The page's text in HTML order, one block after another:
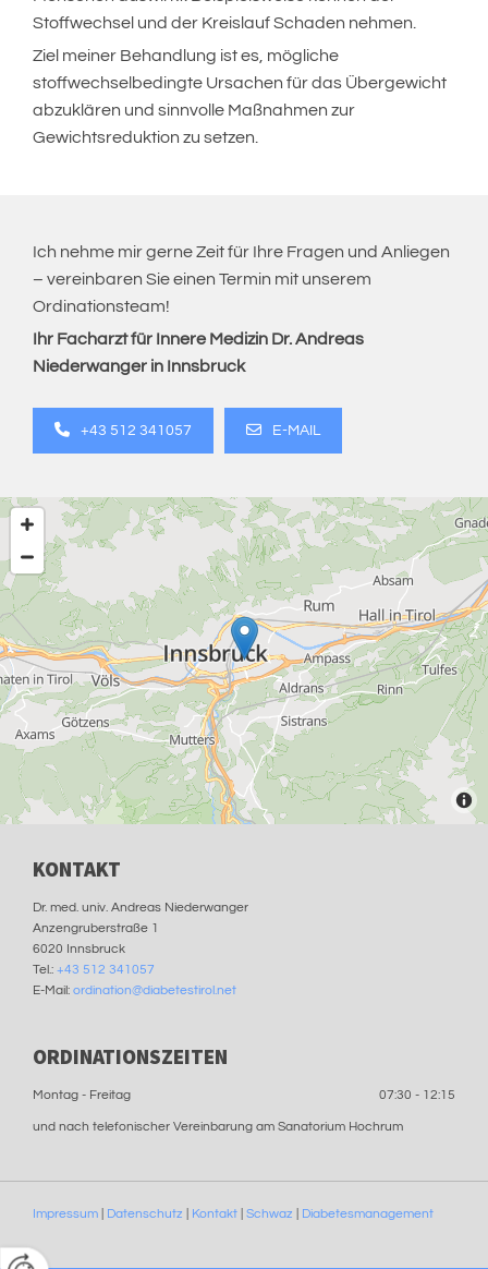
Stoffwechsel und der Kreislauf Schaden nehmen.
Ziel meiner Behandlung ist es, mögliche
stoffwechselbedingte Ursachen für das Übergewicht
abzuklären und sinnvolle Maßnahmen zur
Gewichtsreduktion zu setzen.
Ich nehme mir gerne Zeit für Ihre Fragen und Anliegen
– vereinbaren Sie einen Termin mit unserem
Ordinationsteam!
Ihr Facharzt für Innere Medizin Dr. Andreas
Niederwanger in Innsbruck
+43 512 341057 E-MAIL
KONTAKT
Dr. med. univ. Andreas Niederwanger
Anzengruberstraße 1
6020 Innsbruck
Tel.: +43 512 341057
E-Mail: ordination@diabetestirol.net
ORDINATIONSZEITEN
Montag - Freitag 07:30 - 12:15
und nach telefonischer Vereinbarung am Sanatorium Hochrum
Impressum Datenschutz Kontakt Schwaz Diabetesmanagement